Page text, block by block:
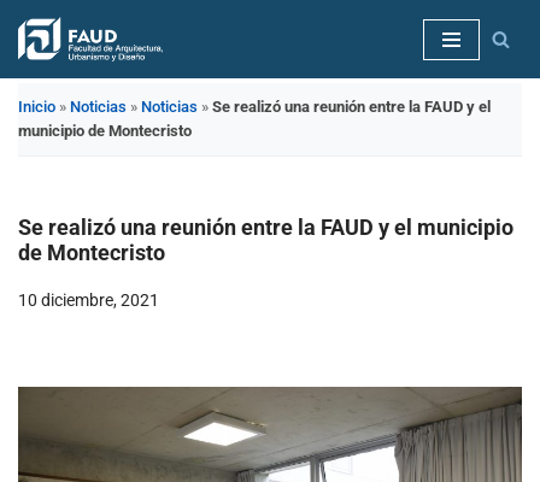
Saltar
contenido
Inicio » Noticias » Noticias » Se realizó una reunión entre la FAUD y el
municipio de Montecristo
Se realizó una reunión entre la FAUD y el municipio
de Montecristo
10 diciembre, 2021